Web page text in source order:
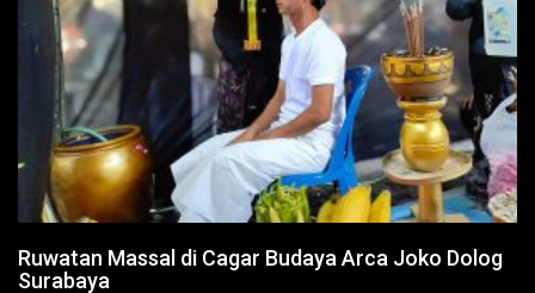
Ruwatan Massal di Cagar Budaya Arca Joko Dolog
Surabaya